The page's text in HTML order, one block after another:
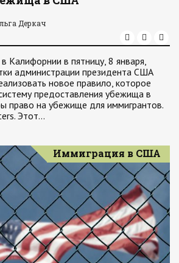
Деркач
Калифорнии в пятницу, 8 января,
администрации президента США
новое правило, которое
предоставления убежища в
право на убежище для иммигрантов.
Этот…
Иммиграция в США